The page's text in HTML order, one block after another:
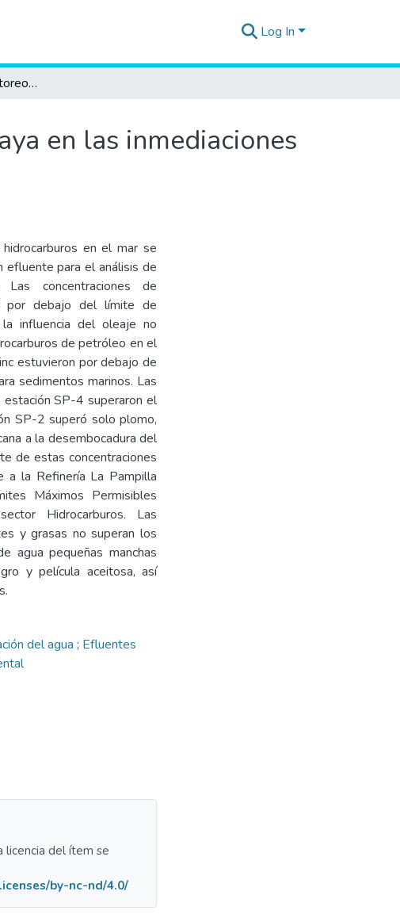
Log In
Informe sobre el monitoreo de sedimento de playa en las inmediaciones de la Refinería La Pampilla
en las inmediaciones
en el mar se
efluente para el análisis de
concentraciones de
por debajo del límite de
influencia del oleaje no
de petróleo en el
estuvieron por debajo de
sedimentos marinos. Las
estación SP-4 superaron el
SP-2 superó solo plomo,
a la desembocadura del
de estas concentraciones
la Refinería La Pampilla
Máximos Permisibles
Hidrocarburos. Las
y grasas no superan los
agua pequeñas manchas
y película aceitosa, así
del agua ; Efluentes
licencia del ítem se
by-nc-nd/4.0/